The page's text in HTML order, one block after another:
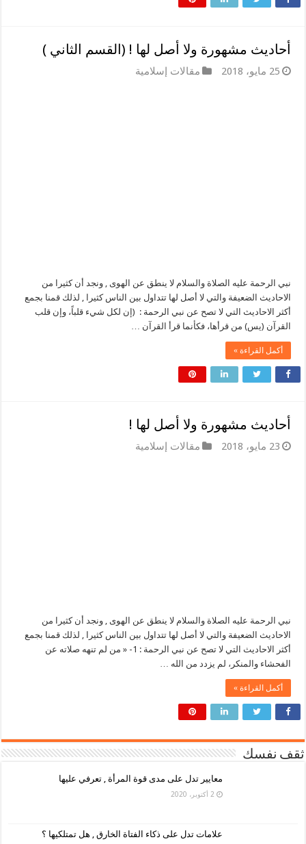
أحاديث مشهورة ولا أصل لها ! (القسم الثاني )
25 مايو، 2018 مقالات إسلامية
نبي الرحمة عليه الصلاة والسلام لا ينطق عن الهوى , ونجد أن كثيرا من
الاحاديث الضعيفة والتي لا أصل لها تتداول بين الناس كثيرا , لذلك قمنا بجمع
أكثر الاحاديث التي لا تصح عن نبي الرحمة : (إن لكل شيء قلباً، وإن قلب
القرآن (يس) من قرأها، فكأنما قرأ القرآن …
أكمل القراءة »
أحاديث مشهورة ولا أصل لها !
23 مايو، 2018 مقالات إسلامية
نبي الرحمة عليه الصلاة والسلام لا ينطق عن الهوى , ونجد أن كثيرا من
الاحاديث الضعيفة والتي لا أصل لها تتداول بين الناس كثيرا , لذلك قمنا بجمع
أكثر الاحاديث التي لا تصح عن نبي الرحمة : 1- « من لم تنهه صلاته عن
الفحشاء والمنكر، لم يزدد من الله …
أكمل القراءة »
ثقف نفسك
معايير تدل على مدى قوة المرأة , تعرفي عليها
2 أكتوبر، 2020
علامات تدل على ذكاء الفتاة الخارق , هل تمتلكيها ؟